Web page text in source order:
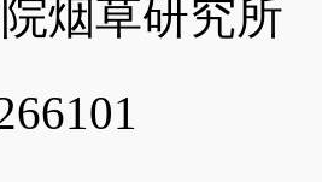
烟草研究所